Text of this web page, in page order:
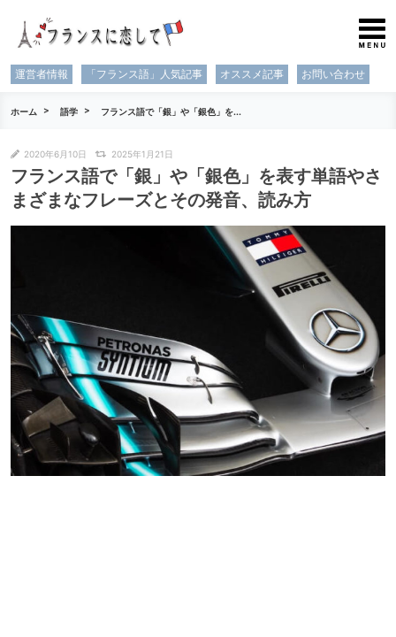
運営者情報 「フランス語」人気記事 オススメ記事 お問い合わせ
ホーム 語学 フランス語で「銀」や「銀色」を...
2020年6月10日 2025年1月21日
フランス語で「銀」や「銀色」を表す単語やさ
まざまなフレーズとその発音、読み方